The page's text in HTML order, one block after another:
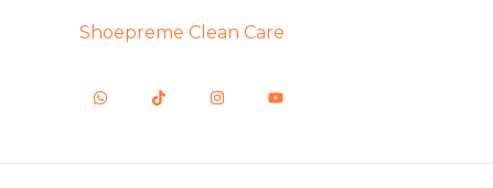
Shoepreme Clean Care